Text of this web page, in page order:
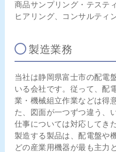
商品サンプリング・テステ
ヒアリング、コンサルティ
製造業務
当社は静岡県富士市の配電
いる会社です。従って、配
業・機械組立作業などは得
た、図面が一つずつ違う、
仕事については対応してき
製造する製品は、配電盤や
どの産業用機器が最も主力